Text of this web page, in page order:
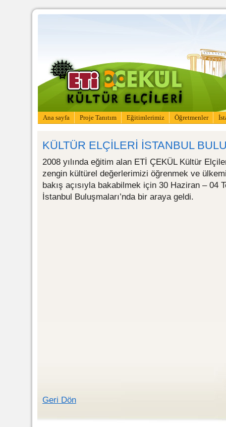
Ana sayfa Proje Tanıtım Eğitimlerimiz Öğretmenler
KÜLTÜR ELÇİLERİ İSTANBUL
2008 yılında eğitim alan ETİ ÇEKÜL Kültür
zengin kültürel değerlerimizi öğrenmek ve
bakış açısıyla bakabilmek için 30 Haziran – 04
İstanbul Buluşmaları’nda bir araya geldi.
Geri Dön